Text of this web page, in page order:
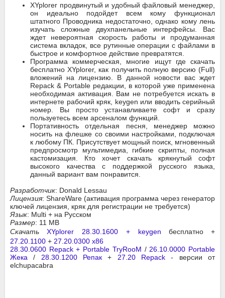
XYplorer продвинутый и удобный файловый менеджер,
он идеально подойдет всем кому функционал
штатного Проводника недостаточно, однако кому лень
изучать сложные двухпанельные интерфейсы. Вас
ждет невероятная скорость работы и продуманная
система вкладок, все рутинные операции с файлами в
быстрое и комфортное действие превратятся.
Программа коммерческая, многие ищут где скачать
бесплатно XYplorer, как получить полную версию (Full)
вложений на лицензию. В данной новости вас ждет
Repack & Portable редакции, в которой уже применена
необходимая активация. Вам не потребуется искать в
интернете рабочий кряк, keygen или вводить серийный
номер. Вы просто устанавливаете софт и сразу
пользуетесь всем арсеналом функций.
Портативность отдельная песня, менеджер можно
носить на флешке со своими настройками, подключая
к любому ПК. Присутствует мощный поиск, мгновенный
предпросмотр мультимедиа, гибкие скрипты, полная
кастомизация. Кто хочет скачать крякнутый софт
высокого качества с поддержкой русского языка,
данный вариант вам понравится.
Разработчик: Donald Lessau
Лицензия: ShareWare (активация программа через генератор
ключей лицензия, кряк для регистрации не требуется)
Язык: Multi + на Русском
Размер: 11 MB
Скачать XYplorer 28.30.1600 + keygen бесплатно +
27.20.1100 + 27.20.0300 x86
28.30.0600 Repack + Portable TryRooM / 26.10.0000 Portable
Жека / 28.30.1200 Репак + 27.20 Repack - версии от
elchupacabra